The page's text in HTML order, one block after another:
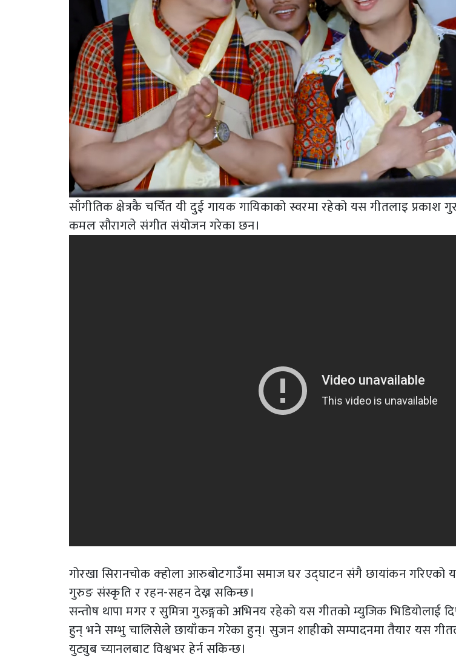
साँगीतिक क्षेत्रकै चर्चित यी दुई गायक गायिकाको स्वरमा रहेको यस गीतलाइ
कमल सौरागले संगीत संयोजन गरेका छन।
गोरखा सिरानचोक क्होला आरुबोटगाउँमा समाज घर उद्घाटन संगै छायांकन गरिएको
गुरुङ संस्कृति र रहन-सहन देख्न सकिन्छ।
सन्तोष थापा मगर र सुमित्रा गुरुङ्गको अभिनय रहेको यस गीतको म्युजिक भिडियोलाई
हुन् भने सम्भु चालिसेले छायाँकन गरेका हुन्। सुजन शाहीको सम्पादनमा तैयार यस
युट्युब च्यानलबाट विश्वभर हेर्न सकिन्छ।